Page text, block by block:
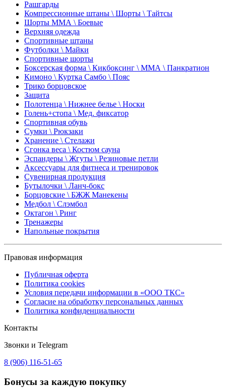
Рашгарды
Компрессионные штаны \ Шорты \ Тайтсы
Шорты ММА \ Боевые
Верхняя одежда
Спортивные штаны
Футболки \ Майки
Спортивные шорты
Боксерская форма \ Кикбоксинг \ ММА \ Панкратион
Кимоно \ Куртка Самбо \ Пояс
Трико борцовское
Защита
Полотенца \ Нижнее белье \ Носки
Голень+стопа \ Мед. фиксатор
Спортивная обувь
Сумки \ Рюкзаки
Хранение \ Стелажи
Сгонка веса \ Костюм сауна
Эспандеры \ Жгуты \ Резиновые петли
Аксессуары для фитнеса и тренировок
Сувенирная продукция
Бутылочки \ Ланч-бокс
Борцовские \ БЖЖ Манекены
Медбол \ Слэмбол
Октагон \ Ринг
Тренажеры
Напольные покрытия
Правовая информация
Публичная оферта
Политика cookies
Условия передачи информации в «ООО ТКС»
Согласие на обработку персональных данных
Политика конфиденциальности
Контакты
Звонки и Telegram
8 (906) 116-51-65
Бонусы за каждую покупку